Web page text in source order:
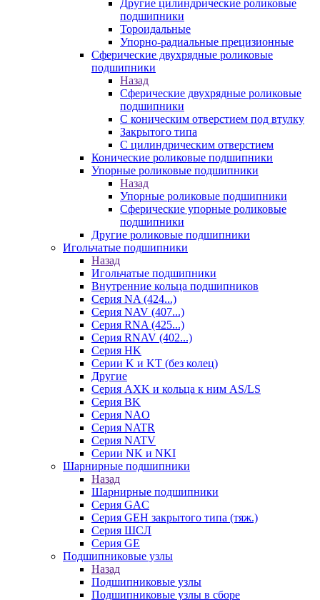
Другие цилиндрические роликовые
подшипники
Тороидальные
Упорно-радиальные прецизионные
Сферические двухрядные роликовые
подшипники
Назад
Сферические двухрядные роликовые
подшипники
С коническим отверстием под втулку
Закрытого типа
С цилиндрическим отверстием
Конические роликовые подшипники
Упорные роликовые подшипники
Назад
Упорные роликовые подшипники
Сферические упорные роликовые
подшипники
Другие роликовые подшипники
Игольчатые подшипники
Назад
Игольчатые подшипники
Внутренние кольца подшипников
Серия NA (424...)
Серия NAV (407...)
Серия RNA (425...)
Серия RNAV (402...)
Серия HK
Серии K и KT (без колец)
Другие
Серия AXK и кольца к ним AS/LS
Серия BK
Серия NAO
Серия NATR
Серия NATV
Серии NK и NKI
Шарнирные подшипники
Назад
Шарнирные подшипники
Серия GAC
Серия GEH закрытого типа (тяж.)
Серия ШСЛ
Серия GE
Подшипниковые узлы
Назад
Подшипниковые узлы
Подшипниковые узлы в сборе